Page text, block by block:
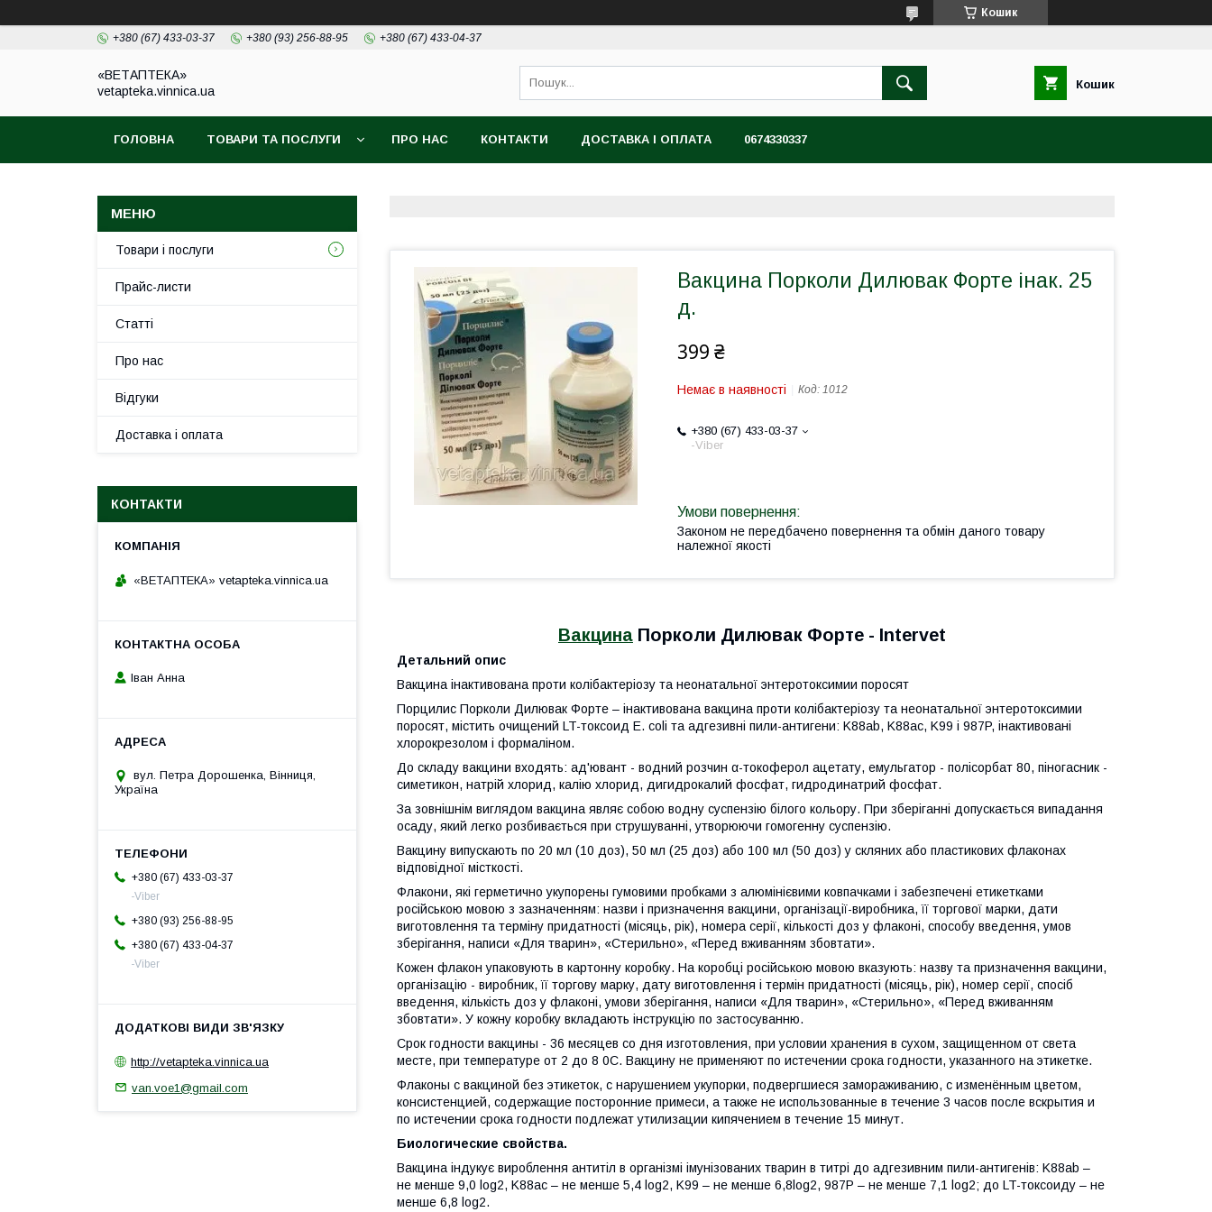
Кошик
+380 (67) 433-03-37 +380 (93) 256-88-95 +380 (67) 433-04-37
«ВЕТАПТЕКА»
vetapteka.vinnica.ua
Кошик
ГОЛОВНА ТОВАРИ ТА ПОСЛУГИ ПРО НАС КОНТАКТИ ДОСТАВКА І ОПЛАТА 0674330337
Вакцина Порколи Дилювак Форте інак. 25
д.
399 ₴
Немає в наявності Код: 1012
+380 (67) 433-03-37
-Viber
Законом не передбачено повернення та обмін даного товару
належної якості
Вакцина Порколи Дилювак Форте - Intervet
Детальний опис
Вакцина інактивована проти колібактеріозу та неонатальної энтеротоксимии поросят
Порцилис Порколи Дилювак Форте – інактивована вакцина проти колібактеріозу та неонатальної энтеротоксимии
поросят, містить очищений LT-токсоид E. coli та адгезивні пили-антигени: K88ab, K88ac, K99 і 987P, інактивовані
хлорокрезолом і формаліном.
До складу вакцини входять: ад'ювант - водний розчин α-токоферол ацетату, емульгатор - полісорбат 80, піногасник -
симетикон, натрій хлорид, калію хлорид, дигидрокалий фосфат, гидродинатрий фосфат.
За зовнішнім виглядом вакцина являє собою водну суспензію білого кольору. При зберіганні допускається випадання
осаду, який легко розбивається при струшуванні, утворюючи гомогенну суспензію.
Вакцину випускають по 20 мл (10 доз), 50 мл (25 доз) або 100 мл (50 доз) у скляних або пластикових флаконах
відповідної місткості.
Флакони, які герметично укупорены гумовими пробками з алюмінієвими ковпачками і забезпечені етикетками
російською мовою з зазначенням: назви і призначення вакцини, організації-виробника, її торгової марки, дати
виготовлення та терміну придатності (місяць, рік), номера серії, кількості доз у флаконі, способу введення, умов
зберігання, написи «Для тварин», «Стерильно», «Перед вживанням збовтати».
Кожен флакон упаковують в картонну коробку. На коробці російською мовою вказують: назву та призначення вакцини,
організацію - виробник, її торгову марку, дату виготовлення і термін придатності (місяць, рік), номер серії, спосіб
введення, кількість доз у флаконі, умови зберігання, написи «Для тварин», «Стерильно», «Перед вживанням
збовтати». У кожну коробку вкладають інструкцію по застосуванню.
Срок годности вакцины - 36 месяцев со дня изготовления, при условии хранения в сухом, защищенном от света
месте, при температуре от 2 до 8 0С. Вакцину не применяют по истечении срока годности, указанного на этикетке.
Флаконы с вакциной без этикеток, с нарушением укупорки, подвергшиеся замораживанию, с изменённым цветом,
консистенцией, содержащие посторонние примеси, а также не использованные в течение 3 часов после вскрытия и
по истечении срока годности подлежат утилизации кипячением в течение 15 минут.
Биологические свойства.
Вакцина індукує вироблення антитіл в організмі імунізованих тварин в титрі до адгезивним пили-антигенів: K88ab –
не менше 9,0 log2, K88ac – не менше 5,4 log2, K99 – не менше 6,8log2, 987P – не менше 7,1 log2; до LT-токсоиду – не
менше 6,8 log2.
Товари і послуги
Прайс-листи
Статті
Про нас
Відгуки
Доставка і оплата
КОНТАКТИ
«ВЕТАПТЕКА» vetapteka.vinnica.ua
Іван Анна
вул. Петра Дорошенка, Вінниця,
Україна
+380 (67) 433-03-37
-Viber
+380 (93) 256-88-95
+380 (67) 433-04-37
-Viber
http://vetapteka.vinnica.ua
van.voe1@gmail.com